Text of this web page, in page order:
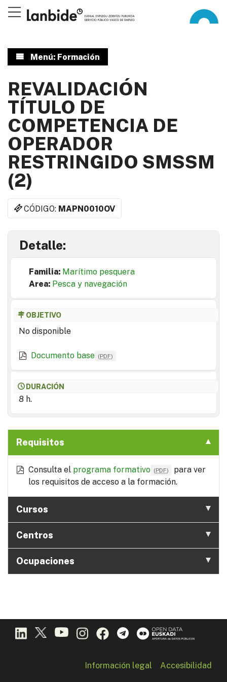
Menú: Formación
REVALIDACIÓN
TÍTULO DE
COMPETENCIA DE
OPERADOR
RESTRINGIDO SMSSM
(2)
CÓDIGO: MAPN0010OV
Detalle:
Familia: Marítimo pesquera
Area: Pesca y navegación
OBJETIVO
No disponible
Documento base (PDF)
DURACIÓN
8 h.
Requisitos
Consulta el programa formativo (PDF)
para ver
los requisitos de acceso a la formación.
Cursos
Centros
Ocupaciones
Información legal Accesibilidad